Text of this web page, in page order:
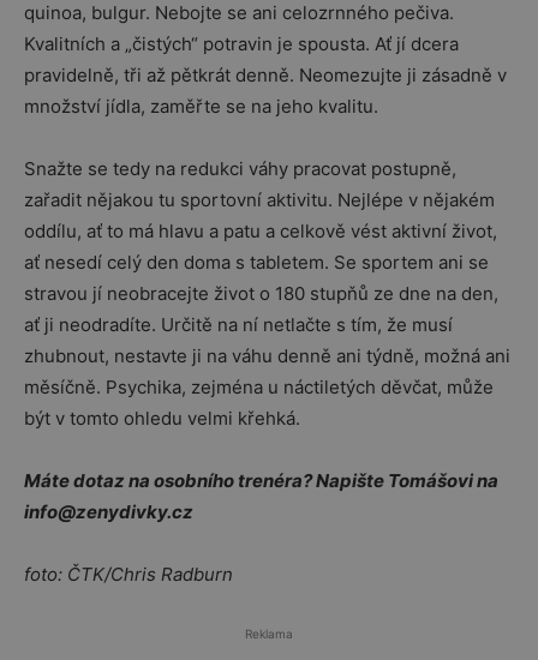
quinoa, bulgur. Nebojte se ani celozrnného pečiva.
Kvalitních a „čistých“ potravin je spousta. Ať jí dcera
pravidelně, tři až pětkrát denně. Neomezujte ji zásadně v
množství jídla, zaměřte se na jeho kvalitu.
Snažte se tedy na redukci váhy pracovat postupně,
zařadit nějakou tu sportovní aktivitu. Nejlépe v nějakém
oddílu, ať to má hlavu a patu a celkově vést aktivní život,
ať nesedí celý den doma s tabletem. Se sportem ani se
stravou jí neobracejte život o 180 stupňů ze dne na den,
ať ji neodradíte. Určitě na ní netlačte s tím, že musí
zhubnout, nestavte ji na váhu denně ani týdně, možná ani
měsíčně. Psychika, zejména u náctiletých děvčat, může
být v tomto ohledu velmi křehká.
Máte dotaz na osobního trenéra? Napište Tomášovi na
info@zenydivky.cz
foto: ČTK/Chris Radburn
Reklama